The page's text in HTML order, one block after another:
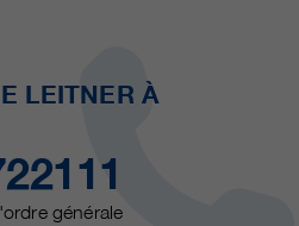
LEITNER À
générale